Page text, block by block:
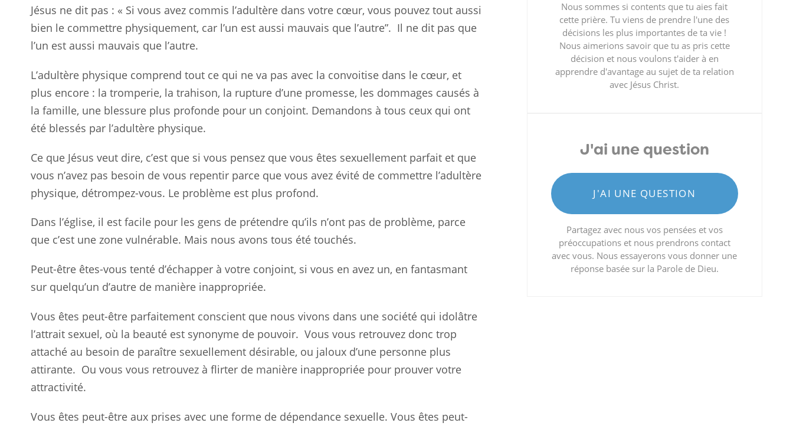
Jésus ne dit pas : « Si vous avez commis l’adultère dans votre cœur, vous pouvez tout aussi
bien le commettre physiquement, car l’un est aussi mauvais que l’autre”. Il ne dit pas que
l’un est aussi mauvais que l’autre.
L’adultère physique comprend tout ce qui ne va pas avec la convoitise dans le cœur, et
plus encore : la tromperie, la trahison, la rupture d’une promesse, les dommages causés à
la famille, une blessure plus profonde pour un conjoint. Demandons à tous ceux qui ont
été blessés par l’adultère physique.
Ce que Jésus veut dire, c’est que si vous pensez que vous êtes sexuellement parfait et que
vous n’avez pas besoin de vous repentir parce que vous avez évité de commettre l’adultère
physique, détrompez-vous. Le problème est plus profond.
Dans l’église, il est facile pour les gens de prétendre qu’ils n’ont pas de problème, parce
que c’est une zone vulnérable. Mais nous avons tous été touchés.
Peut-être êtes-vous tenté d’échapper à votre conjoint, si vous en avez un, en fantasmant
sur quelqu’un d’autre de manière inappropriée.
Vous êtes peut-être parfaitement conscient que nous vivons dans une société qui idolâtre
l’attrait sexuel, où la beauté est synonyme de pouvoir. Vous vous retrouvez donc trop
attaché au besoin de paraître sexuellement désirable, ou jaloux d’une personne plus
attirante. Ou vous vous retrouvez à flirter de manière inappropriée pour prouver votre
attractivité.
Vous êtes peut-être aux prises avec une forme de dépendance sexuelle. Vous êtes peut-
Nous sommes si contents que tu aies fait
cette prière. Tu viens de prendre l'une des
décisions les plus importantes de ta vie !
Nous aimerions savoir que tu as pris cette
décision et nous voulons t'aider à en
apprendre d'avantage au sujet de ta relation
avec Jésus Christ.
J'ai une question
J'AI UNE QUESTION
Partagez avec nous vos pensées et vos
préoccupations et nous prendrons contact
avec vous. Nous essayerons vous donner une
réponse basée sur la Parole de Dieu.